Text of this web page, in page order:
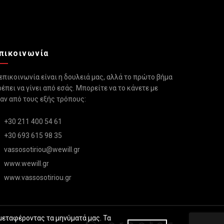
είναι η δουλειά μας, αλλά το πρώτο βήμα
να γίνει από εσάς. Μπορείτε να το κάνετε με
από τους εξής τρόπους:
+30 211 400 54 61
+30 693 615 98 35
vassosotiriou@wewill.gr
www.wewill.gr
www.vassosotiriou.gr
τα μηνύματά μας. Τα